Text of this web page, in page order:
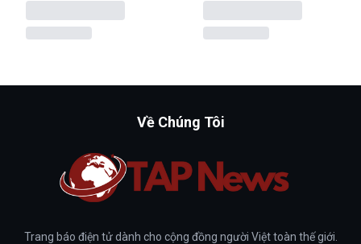
Về Chúng Tôi
Trang báo điện tử dành cho cộng đồng người Việt toàn thế giới.